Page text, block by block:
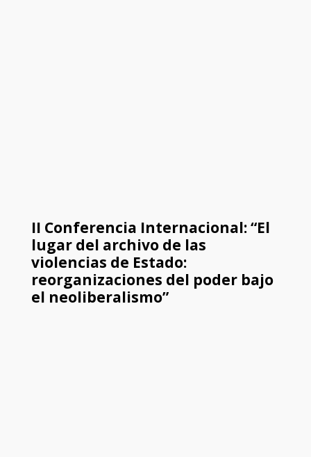
II Conferencia Internacional: “El
lugar del archivo de las
violencias de Estado:
reorganizaciones del poder bajo
el neoliberalismo”